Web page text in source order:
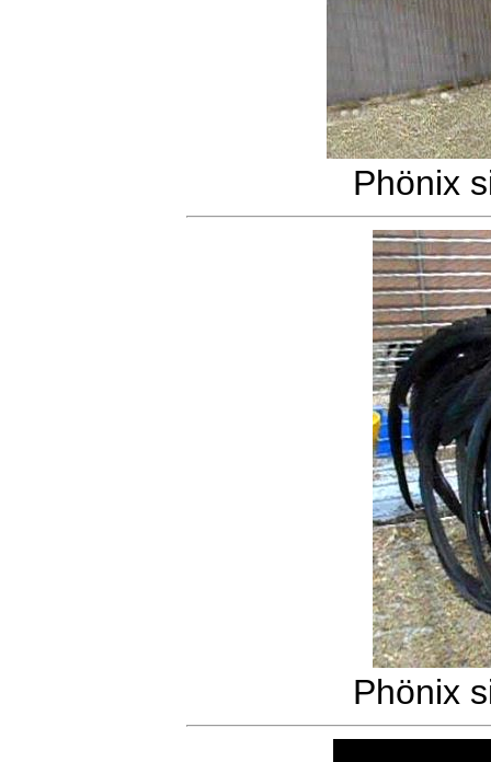
Phönix
Phönix